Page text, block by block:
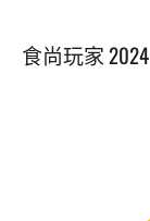
食尚玩家 2024